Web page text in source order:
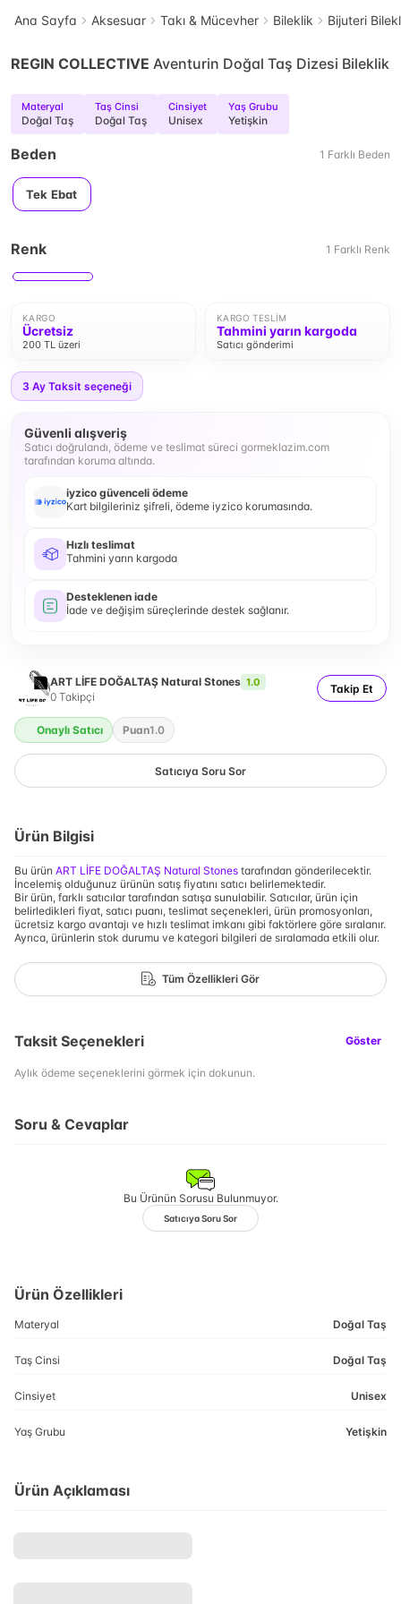
Ana Sayfa Aksesuar Takı & Mücevher Bileklik Bijuteri
REGIN COLLECTIVE Aventurin Doğal Taş Dizesi Bileklik
Materyal
Doğal Taş
Taş Cinsi
Doğal Taş
Cinsiyet
Unisex
Yaş Grubu
Yetişkin
Beden 1 Farklı Beden
Tek Ebat
Renk 1 Farklı Renk
KARGO
Ücretsiz
200 TL üzeri
KARGO TESLIM
Tahmini yarın kargoda
Satıcı gönderimi
3 Ay Taksit seçeneği
Güvenli alışveriş
Satıcı doğrulandı, ödeme ve teslimat süreci gormeklazim.com
tarafından koruma altında.
iyzico güvenceli ödeme
Kart bilgileriniz şifreli, ödeme iyzico korumasında.
Hızlı teslimat
Tahmini yarın kargoda
Desteklenen iade
İade ve değişim süreçlerinde destek sağlanır.
ART LİFE DOĞALTAŞ Natural Stones 1.0
0 Takipçi
Takip Et
Onaylı Satıcı Puan1.0
Satıcıya Soru Sor
Ürün Bilgisi
Bu ürün ART LİFE DOĞALTAŞ Natural Stones tarafından gönderilecektir.
İncelemiş olduğunuz ürünün satış fiyatını satıcı belirlemektedir.
Bir ürün, farklı satıcılar tarafından satışa sunulabilir. Satıcılar, ürün için
belirledikleri fiyat, satıcı puanı, teslimat seçenekleri, ürün promosyonları,
ücretsiz kargo avantajı ve hızlı teslimat imkanı gibi faktörlere göre sıralanır.
Ayrıca, ürünlerin stok durumu ve kategori bilgileri de sıralamada etkili olur.
Tüm Özellikleri Gör
Taksit Seçenekleri Göster
Aylık ödeme seçeneklerini görmek için dokunun.
Soru & Cevaplar
Bu Ürünün Sorusu Bulunmuyor.
Satıcıya Soru Sor
Ürün Özellikleri
Materyal Doğal Taş
Taş Cinsi Doğal Taş
Cinsiyet Unisex
Yaş Grubu Yetişkin
Ürün Açıklaması